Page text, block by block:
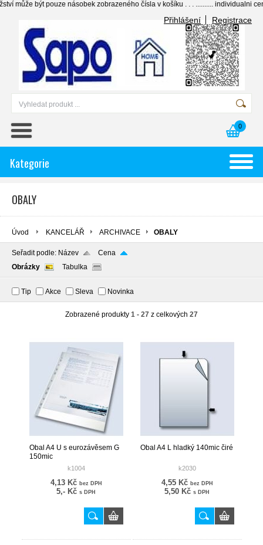
být pouze násobek zobrazeného čísla v košíku . . . .......... individualni ceny
Přihlášení Registrace
0
Kategorie
OBALY
Úvod KANCELÁŘ ARCHIVACE OBALY
Seřadit podle: Název
Cena
Obrázky
Tabulka
Tip Akce Sleva Novinka
Zobrazené produkty 1 - 27 z celkových 27
Obal A4 U s eurozávěsem G
150mic
k1004
4,13 Kč bez DPH
5,- Kč s DPH
Obal A4 L hladký 140mic čiré
k2030
4,55 Kč bez DPH
5,50 Kč s DPH